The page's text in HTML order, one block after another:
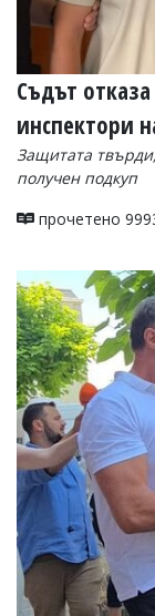
Съдът
инспектори
Защитата
получен подкуп
прочетено